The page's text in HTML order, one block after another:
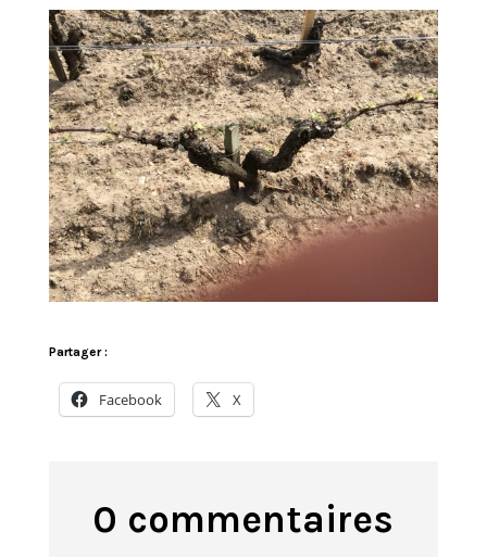
Partager :
Facebook X
0 commentaires